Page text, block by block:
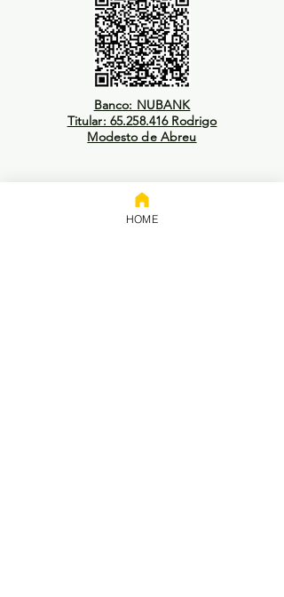
Banco: NUBANK
Titular: 65.258.416 Rodrigo
Modesto de Abreu
HOME